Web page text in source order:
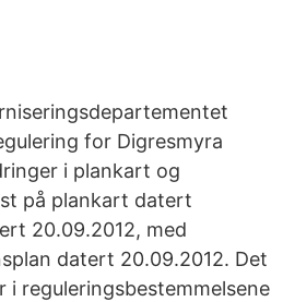
for Digresmyra
i plankart og
på plankart datert
20.09.2012, med
datert 20.09.2012. Det
i reguleringsbestemmelsene